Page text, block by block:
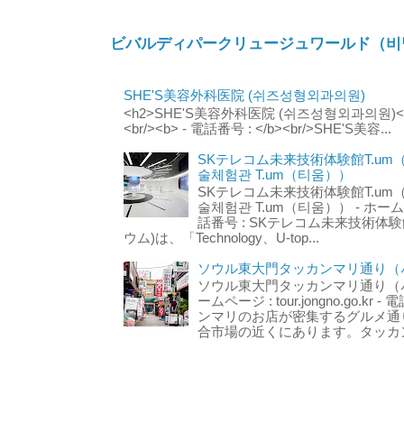
ビバルディパークリュージュワールド（
SHE'S美容外科医院 (쉬즈성형외과의원)
<h2>SHE'S美容外科医院 (쉬즈성형외과의원
<br/><b> - 電話番号 : </b><br/>SHE'S美容...
SKテレコム未来技術体験館T.um
술체험관 T.um（티움））
SKテレコム未来技術体験館T.um
술체험관 T.um（티움）） - ホー
話番号 : SKテレコム未来技術体
ウム)は、「Technology、U-top...
ソウル東大門タッカンマリ通り
ソウル東大門タッカンマリ通り
ームページ : tour.jongno.go.kr -
ンマリのお店が密集するグルメ
合市場の近くにあります。タッ